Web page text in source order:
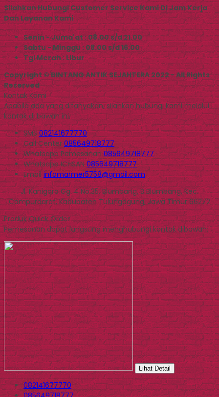
Silahkan Hubungi Customer Service Kami Di Jam Kerja
Dan Layanan Kami
Senin - Juma'at : 08.00 s/d 21.00
Sabtu - Minggu : 08.00 s/d 16.00
Tgl Merah : Libur
Copyright © BINTANG ANTIK SEJAHTERA 2022 - All Rights
Reserved-
Kontak Kami
Apabila ada yang ditanyakan, silahkan hubungi kami melalui
kontak di bawah ini.
SMS082141677770
Call Center085649718777
WhatsappPemesanan 085649718777
WhatsappICHSAN 085649718777
Emailinfomarmer5758@gmail.com
Jl. Kanigoro Gg. 4 No.35, Blumbang, B Blumbang, Kec.
Campurdarat, Kabupaten Tulungagung, Jawa Timur 66272
Produk Quick Order
Pemesanan dapat langsung menghubungi kontak dibawah:
Lihat Detail
082141677770